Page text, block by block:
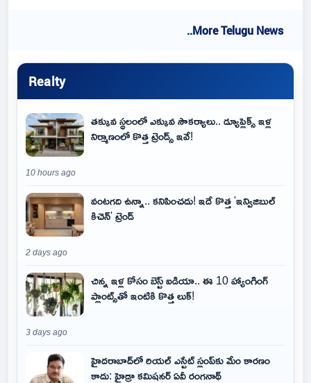
..More Telugu News
Realty
తక్కువ స్థలంలో ఎక్కువ సౌకర్యాలు.. డ్యూప్లెక్స్ ఇళ్ల
నిర్మాణంలో కొత్త ట్రెండ్స్ ఇవే!
10 hours ago
వంటగది ఉన్నా.. కనిపించదు! ఇదే కొత్త 'ఇన్విజిబుల్
కిచెన్' ట్రెండ్
2 days ago
చిన్న ఇళ్ల కోసం బెస్ట్ ఐడియా.. ఈ 10 హ్యాంగింగ్
ప్లాంట్స్‌తో ఇంటికి కొత్త లుక్!
3 days ago
హైదరాబాద్‌లో రియల్ ఎస్టేట్ స్లంప్‌కు మేం కారణం
కాదు: హైడ్రా కమిషనర్ ఏవీ రంగనాథ్